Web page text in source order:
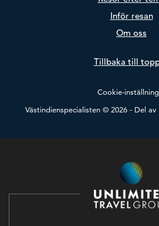
Inför resan
Om oss
Tillbaka till
Cookie-
Västindienspecialisten © 2026 - Del av